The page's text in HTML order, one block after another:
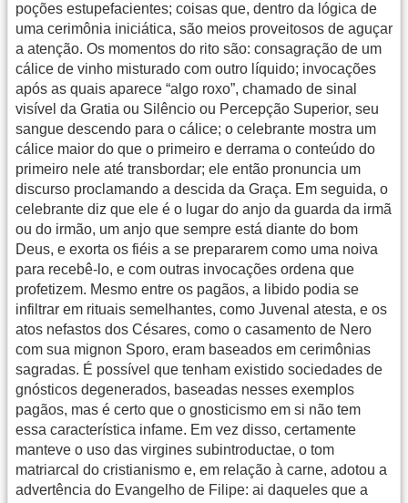
poções estupefacientes; coisas que, dentro da lógica de
uma cerimônia iniciática, são meios proveitosos de aguçar
a atenção. Os momentos do rito são: consagração de um
cálice de vinho misturado com outro líquido; invocações
após as quais aparece “algo roxo”, chamado de sinal
visível da Gratia ou Silêncio ou Percepção Superior, seu
sangue descendo para o cálice; o celebrante mostra um
cálice maior do que o primeiro e derrama o conteúdo do
primeiro nele até transbordar; ele então pronuncia um
discurso proclamando a descida da Graça. Em seguida, o
celebrante diz que ele é o lugar do anjo da guarda da irmã
ou do irmão, um anjo que sempre está diante do bom
Deus, e exorta os fiéis a se prepararem como uma noiva
para recebê-lo, e com outras invocações ordena que
profetizem. Mesmo entre os pagãos, a libido podia se
infiltrar em rituais semelhantes, como Juvenal atesta, e os
atos nefastos dos Césares, como o casamento de Nero
com sua mignon Sporo, eram baseados em cerimônias
sagradas. É possível que tenham existido sociedades de
gnósticos degenerados, baseadas nesses exemplos
pagãos, mas é certo que o gnosticismo em si não tem
essa característica infame. Em vez disso, certamente
manteve o uso das virgines subintroductae, o tom
matriarcal do cristianismo e, em relação à carne, adotou a
advertência do Evangelho de Filipe: ai daqueles que a